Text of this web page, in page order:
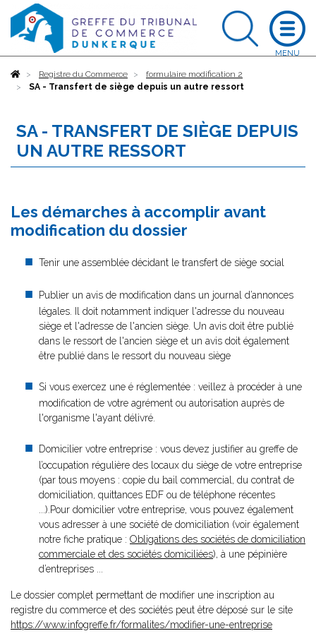
AccueilRegistre du Commerce
formulaire modification 2
SA - Transfert de siège depuis un autre ressort
SA - TRANSFERT DE SIÈGE DEPUIS
UN AUTRE RESSORT
Les démarches à accomplir avant
modification du dossier
Tenir une assemblée décidant le transfert de siège social
Publier un avis de modification dans un journal d’annonces
légales. Il doit notamment indiquer l'adresse du nouveau
siège et l'adresse de l'ancien siège. Un avis doit être publié
dans le ressort de l'ancien siège et un avis doit également
être publié dans le ressort du nouveau siège
Si vous exercez une é réglementée : veillez à procéder à une
modification de votre agrément ou autorisation auprès de
l'organisme l'ayant délivré.
Domicilier votre entreprise : vous devez justifier au greffe de
l’occupation régulière des locaux du siège de votre entreprise
(par tous moyens : copie du bail commercial, du contrat de
domiciliation, quittances EDF ou de téléphone récentes
...).Pour domicilier votre entreprise, vous pouvez également
vous adresser à une société de domiciliation (voir également
notre fiche pratique : Obligations des sociétés de domiciliation
commerciale et des sociétés domiciliées), à une pépinière
d’entreprises ...
Le dossier complet permettant de modifier une inscription au
registre du commerce et des sociétés peut être déposé sur le site
https://www.infogreffe.fr/formalites/modifier-une-entreprise